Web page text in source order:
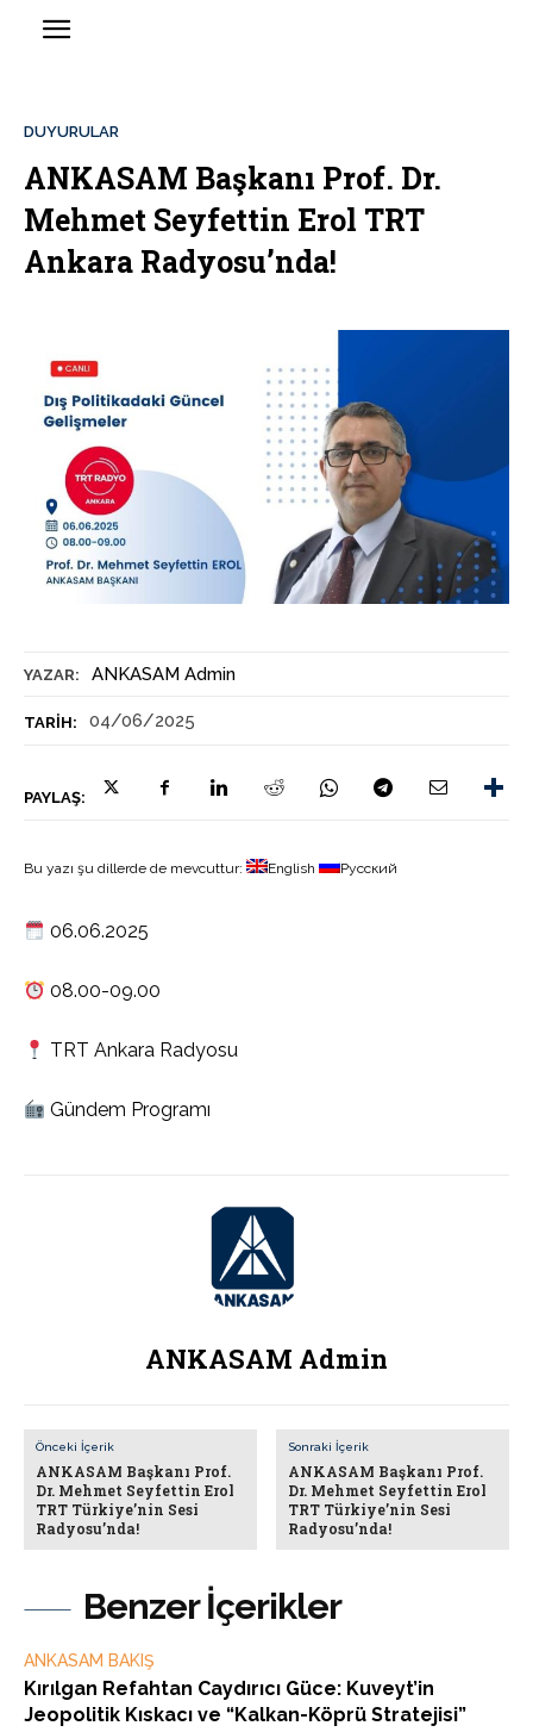
YAZAR: ANKASAM Admin
TARIH: 04/06/2025
PAYLAŞ:
DUYURULAR
ANKASAM Başkanı Prof. Dr.
Mehmet Seyfettin Erol TRT
Ankara Radyosu’nda!
Benzer İçerikler
ANKASAM BAKIŞ
Kırılgan Refahtan Caydırıcı Güce: Kuveyt’in
Jeopolitik Kıskacı ve “Kalkan-Köprü Stratejisi”
Bu yazı şu dillerde de mevcuttur: English Русский
06.06.2025
08.00-09.00
TRT Ankara Radyosu
Gündem Programı
ANKASAM Admin
Önceki İçerik
ANKASAM Başkanı Prof.
Dr. Mehmet Seyfettin Erol
TRT Türkiye’nin Sesi
Radyosu’nda!
Sonraki İçerik
ANKASAM Başkanı Prof.
Dr. Mehmet Seyfettin Erol
TRT Türkiye’nin Sesi
Radyosu’nda!